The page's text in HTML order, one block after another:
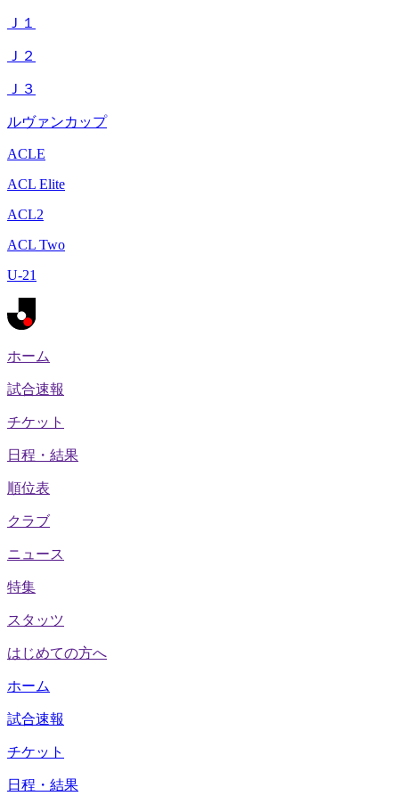
Ｊ１
Ｊ２
Ｊ３
ルヴァンカップ
ACLE
ACL Elite
ACL2
ACL Two
U-21
ホーム
試合速報
チケット
日程・結果
順位表
クラブ
ニュース
特集
スタッツ
はじめての方へ
ホーム
試合速報
チケット
日程・結果